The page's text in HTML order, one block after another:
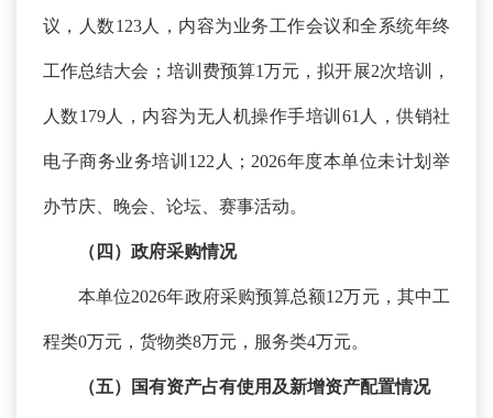
议，人数123人，内容为业务工作会议和全系统年终
工作总结大会；培训费预算1万元，拟开展2次培训，
人数179人，内容为无人机操作手培训61人，供销社
电子商务业务培训122人；2026年度本单位未计划举
办节庆、晚会、论坛、赛事活动。
（四）政府采购情况
本单位2026年政府采购预算总额12万元，其中工
程类0万元，货物类8万元，服务类4万元。
（五）国有资产占有使用及新增资产配置情况